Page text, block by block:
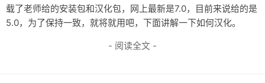
技术
载了老师给的安装包和汉化包，网上最新是7.0，目前来说给的是
5.0，为了保持一致，就将就用吧，下面讲解一下如何汉化。
- 阅读全文 -